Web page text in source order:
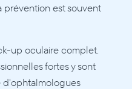
est souvent
up oculaire complet.
fortes y sont
d'ophtalmologues